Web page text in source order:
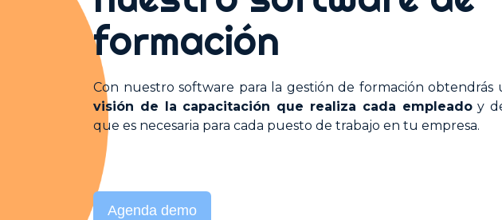
Encuestas de Recursos Humanos
Soluciones de Nómina
formación
Con nuestro software para la gestión de formación obtendrás
visión de la capacitación que realiza cada empleadoy
que es necesaria para cada puesto de trabajo en tu empresa.
Agenda demo